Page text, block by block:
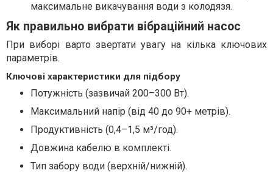
максимальне викачування води з колодязя.
Як правильно вибрати вібраційний насос
При виборі варто звертати увагу на кілька ключових
параметрів.
Ключові характеристики для підбору
Потужність (зазвичай 200–300 Вт).
Максимальний напір (від 40 до 90+ метрів).
Продуктивність (0,4–1,5 м³/год).
Довжина кабелю в комплекті.
Тип забору води (верхній/нижній).